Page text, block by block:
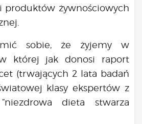
produktów żywnościowych
sobie, że żyjemy w
w której jak donosi raport
(trwających 2 lata badań
klasy ekspertów z
dieta stwarza